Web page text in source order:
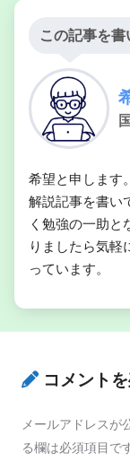
この記事を書
希望と申します
解説記事を書い
く勉強の一助と
りましたら気軽
っています。
コメント
メールアドレスが
る欄は必須項目で